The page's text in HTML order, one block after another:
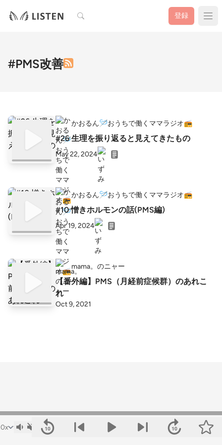
検索 登録
#PMS改善
かおるん🪡おうちで働くママラジオ📻
#26 生理を振り返ると見えてきたもの
May 22, 2024
かおるん🪡おうちで働くママラジオ📻
#10 憎きホルモンの話(PMS編)
Apr 19, 2024
mama。のニャー
【番外編】PMS（月経前症候群）のあれこ
れ
Oct 9, 2021